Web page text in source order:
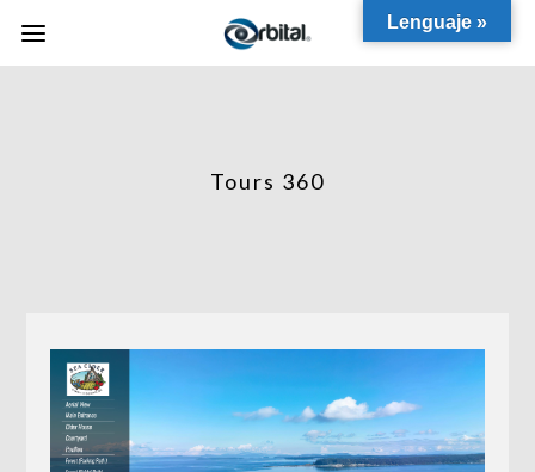
Tours 360
Lenguaje »